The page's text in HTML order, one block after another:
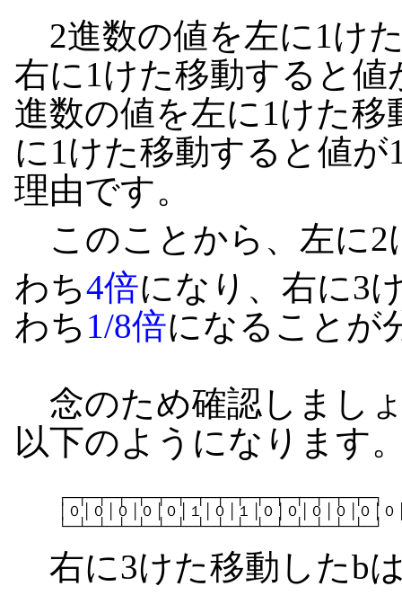
2進数の値を左に1け
右に1けた移動すると
進数の値を左に1けた
に1けた移動すると値
理由です。
このことから、左に2
わち4倍になり、右に3
わち 1/8倍になることが
念のため確認しまし
以下のようになります
┌─┬─┬─┬─┬─┬─┬─┬─┬─┬─┬─┬─┬─┬─┬─┬─┐
│０│０│０│０│０│１│０│１│０│０│０│０│０│０
右に3けた移動したb